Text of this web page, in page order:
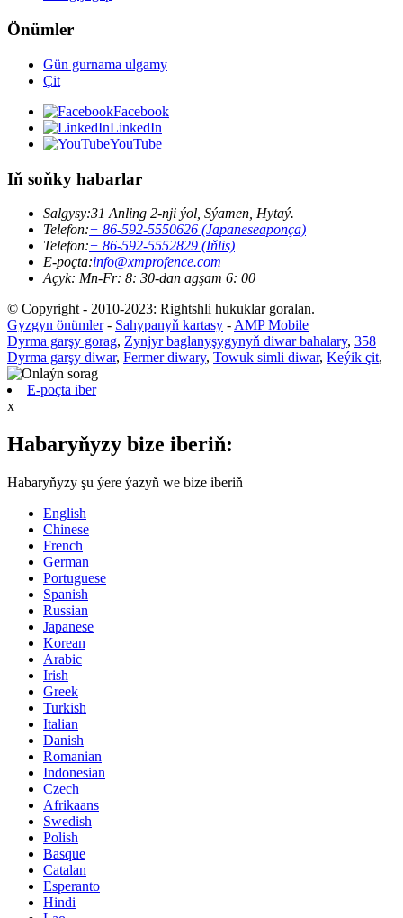
Önümler
Gün gurnama ulgamy
Çit
Facebook
LinkedIn
YouTube
Iň soňky habarlar
Salgysy:31 Anling 2-nji ýol, Sýamen, Hytaý.
Telefon:+ 86-592-5550626 (Japaneseaponça)
Telefon:+ 86-592-5552829 (Iňlis)
E-poçta:info@xmprofence.com
Açyk: Mn-Fr: 8: 30-dan agşam 6: 00
© Copyright - 2010-2023: Rightshli hukuklar goralan.
Gyzgyn önümler- Sahypanyň kartasy - AMP Mobile
Dyrma garşy gorag, Zynjyr baglanyşygynyň diwar bahalary, 358
Dyrma garşy diwar, Fermer diwary, Towuk simli diwar, Keýik çit,
E-poçta iber
x
Habaryňyzy bize iberiň:
Habaryňyzy şu ýere ýazyň we bize iberiň
English
Chinese
French
German
Portuguese
Spanish
Russian
Japanese
Korean
Arabic
Irish
Greek
Turkish
Italian
Danish
Romanian
Indonesian
Czech
Afrikaans
Swedish
Polish
Basque
Catalan
Esperanto
Hindi